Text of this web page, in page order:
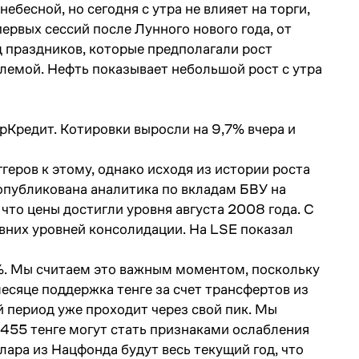
но сегодня с утра не влияет на торги,
сессий после Лунного нового года, от
которые предполагали рост
Нефть показывает небольшой рост с утра
Котировки выросли на 9,7% вчера и
к этому, однако исходя из истории роста
аналитика по вкладам БВУ на
цены достигли уровня августа 2008 года. С
уровней консолидации. На LSE показал
Мы считаем это важным моментом, поскольку
поддержка тенге за счет трансфертов из
уже проходит через свой пик. Мы
тенге могут стать признаками ослабления
из Нацфонда будут весь текущий год, что